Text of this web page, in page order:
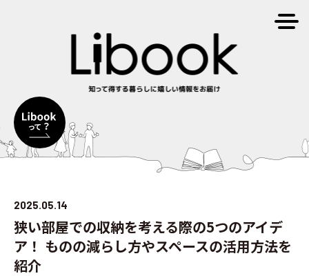
2025.05.14
狭い部屋での収納を考える際の5つのアイデ
ア！ ものの減らし方やスペースの活用方法を
紹介